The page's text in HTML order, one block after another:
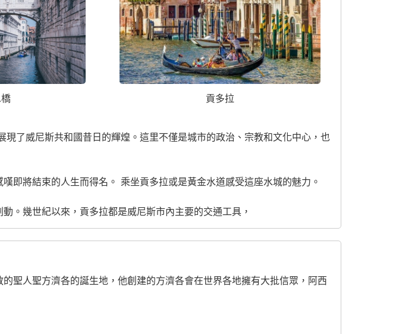
貢多拉
現了威尼斯共和國昔日的輝煌。這里不僅是城市的政治、宗教和文化中心，也
即將結束的人生而得名。 乘坐貢多拉或是黃金水道感受這座水城的魅力。
。幾世紀以來，貢多拉都是威尼斯市內主要的交通工具，
聖人聖方濟各的誕生地，他創建的方濟各會在世界各地擁有大批信眾，阿西